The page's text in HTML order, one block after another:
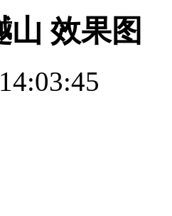
山 效果图